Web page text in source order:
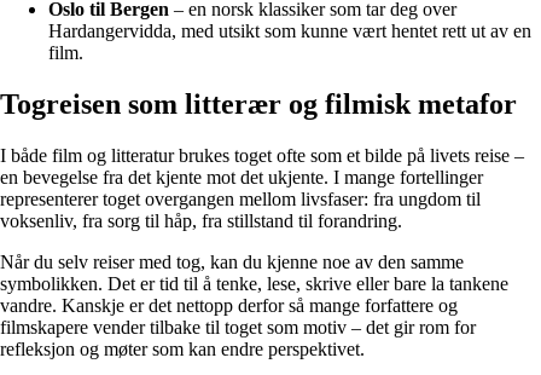
Oslo til Bergen – en norsk klassiker som tar deg over
Hardangervidda, med utsikt som kunne vært hentet rett ut av en
film.
Togreisen som litterær og filmisk metafor
I både film og litteratur brukes toget ofte som et bilde på livets reise –
en bevegelse fra det kjente mot det ukjente. I mange fortellinger
representerer toget overgangen mellom livsfaser: fra ungdom til
voksenliv, fra sorg til håp, fra stillstand til forandring.
Når du selv reiser med tog, kan du kjenne noe av den samme
symbolikken. Det er tid til å tenke, lese, skrive eller bare la tankene
vandre. Kanskje er det nettopp derfor så mange forfattere og
filmskapere vender tilbake til toget som motiv – det gir rom for
refleksjon og møter som kan endre perspektivet.